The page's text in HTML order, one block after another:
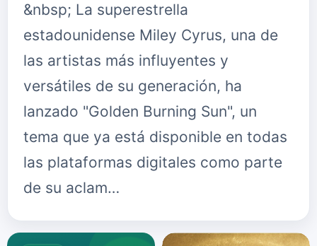
&nbsp; La superestrella
estadounidense Miley Cyrus, una de
las artistas más influyentes y
versátiles de su generación, ha
lanzado "Golden Burning Sun", un
tema que ya está disponible en todas
las plataformas digitales como parte
de su aclam…